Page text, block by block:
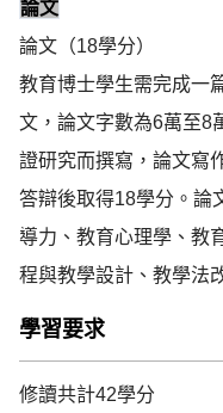
論文
論文（18學分）
教育博士學生需完成一
文，論文字數為6萬至8
證研究而撰寫，論文寫
答辯後取得18學分。論
導力、教育心理學、教
程與教學設計、教學法
學習要求
修讀共計42學分